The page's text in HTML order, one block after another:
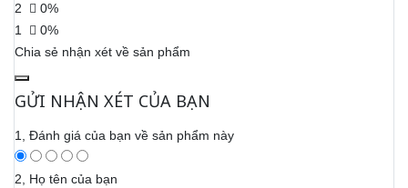
2
0%
1
0%
Chia sẻ nhận xét về sản phẩm
GỬI NHẬN XÉT CỦA BẠN
1, Đánh giá của bạn về sản phẩm này
2, Họ tên của bạn